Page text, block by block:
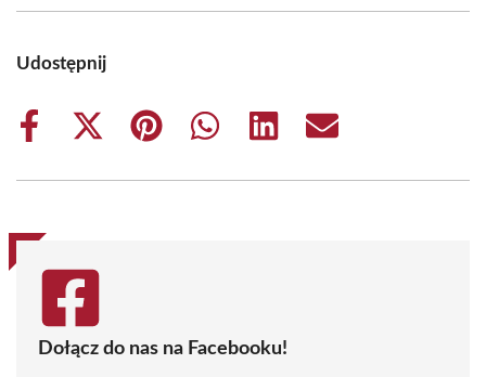
Udostępnij
Share
Share
(Twitter)
Share
Share
Share
Share
Dołącz do nas na Facebooku!